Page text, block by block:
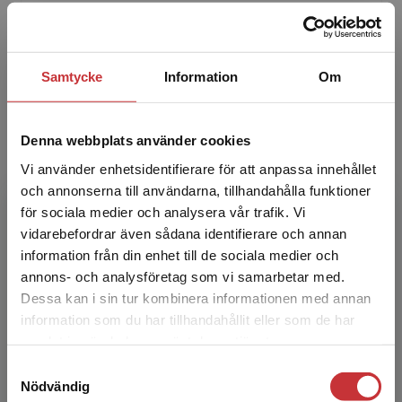
Samtycke Information Om
Denna webbplats använder cookies
Vi använder enhetsidentifierare för att anpassa innehållet
och annonserna till användarna, tillhandahålla funktioner
för sociala medier och analysera vår trafik. Vi
vidarebefordrar även sådana identifierare och annan
information från din enhet till de sociala medier och
annons- och analysföretag som vi samarbetar med.
Dessa kan i sin tur kombinera informationen med annan
information som du har tillhandahållit eller som de har
Nödvändig
Begränsad fraktregion
Det verkar som att du besöker
studentlitteratur.se via en enhet utanför Sverige.
Vi erbjuder inte leveranser utanför Sverige. För
att kunna slutföra ett köp måste
religionsvetensap vid universitetet i Bergen.
kristendom, gnosticism och ...
Einar Thomassen
Einar Thomassen är professor i
religionvetenskap vid universitetet i Bergen.
Hans forskning rör antikens och Mellanösterns